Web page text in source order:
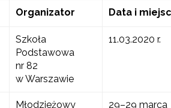
Organizator Data i
Szkoła
Podstawowa
nr 82
w Warszawie
11.03.2020 r.
Młodzieżowy
29–29 marca